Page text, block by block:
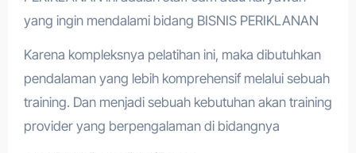
yang ingin mendalami bidang BISNIS PERIKLANAN
Karena kompleksnya pelatihan ini, maka dibutuhkan
pendalaman yang lebih komprehensif melalui sebuah
training. Dan menjadi sebuah kebutuhan akan training
provider yang berpengalaman di bidangnya